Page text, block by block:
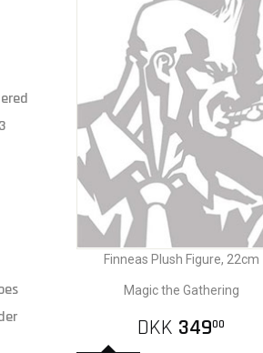
Finneas Plush Figure, 22cm
Magic the Gathering
DKK 34900